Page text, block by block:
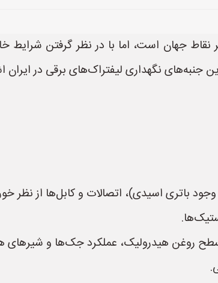
نقاط جهان است، اما با در نظر گرفتن
جنبه‌های نگهداری لیفتراک‌های برقی در ایران
باتری اسیدی)، اتصالات و کابل‌ها از نظر
روغن هیدرولیک، عملکرد جک‌ها و شیرهای